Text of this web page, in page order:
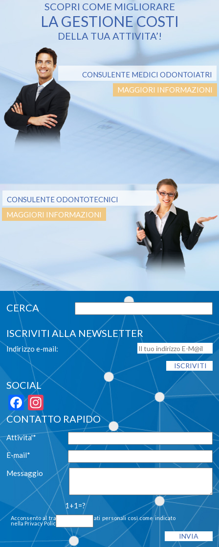
SCOPRI COME MIGLIORARE
LA GESTIONE COSTI
DELLA TUA ATTIVITA’!
CONSULENTE MEDICI ODONTOIATRI
MAGGIORI INFORMAZIONI
CONSULENTE ODONTOTECNICI
MAGGIORI INFORMAZIONI
ISCRIVITI ALLA NEWSLETTER
Indirizzo e-mail:
SOCIAL
Facebook
Instagram
CONTATTO RAPIDO
Attivita'*
E-mail*
Messaggio
1+1=?
Acconsento al trattamento dei dati personali così come indicato
nella Privacy Policy